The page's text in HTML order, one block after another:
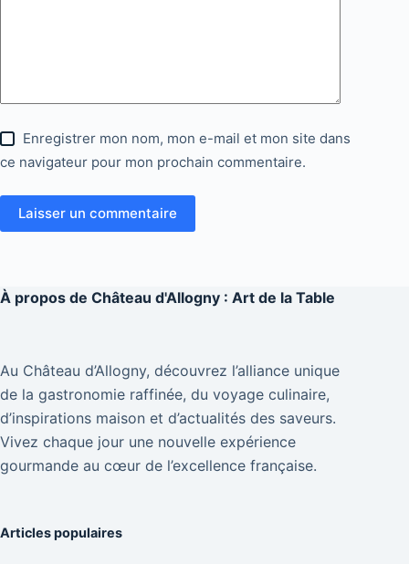
Enregistrer mon nom, mon e-mail et mon site dans
ce navigateur pour mon prochain commentaire.
Laisser un commentaire
À propos de Château d'Allogny : Art de la Table
Au Château d’Allogny, découvrez l’alliance unique
de la gastronomie raffinée, du voyage culinaire,
d’inspirations maison et d’actualités des saveurs.
Vivez chaque jour une nouvelle expérience
gourmande au cœur de l’excellence française.
Articles populaires